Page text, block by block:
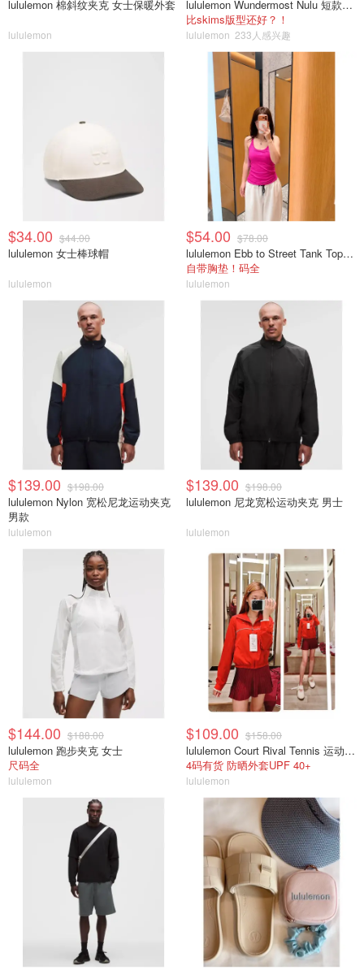
lululemon 棉斜纹夹克 女士保暖外套
lululemon
lululemon Wundermost Nulu 短款圆领T恤
比skims版型还好？！
lululemon 233人感兴趣
$34.00 $44.00
lululemon 女士棒球帽
lululemon
$54.00 $78.00
lululemon Ebb to Street Tank Top 女士轻支撑背心
自带胸垫！码全
lululemon
$139.00 $198.00
lululemon Nylon 宽松尼龙运动夹克
男款
lululemon
$139.00 $198.00
lululemon 尼龙宽松运动夹克 男士
lululemon
$144.00 $188.00
lululemon 跑步夹克 女士
尺码全
lululemon
$109.00 $158.00
lululemon Court Rival Tennis 运动夹克 女士
4码有货 防晒外套UPF 40+
lululemon